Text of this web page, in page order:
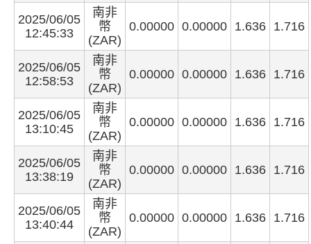
2025/06/05
12:45:33
南非
幣
(ZAR)
0.00000 0.00000 1.636 1.716
2025/06/05
12:58:53
南非
幣
(ZAR)
0.00000 0.00000 1.636 1.716
2025/06/05
13:10:45
南非
幣
(ZAR)
0.00000 0.00000 1.636 1.716
2025/06/05
13:38:19
南非
幣
(ZAR)
0.00000 0.00000 1.636 1.716
2025/06/05
13:40:44
南非
幣
(ZAR)
0.00000 0.00000 1.636 1.716